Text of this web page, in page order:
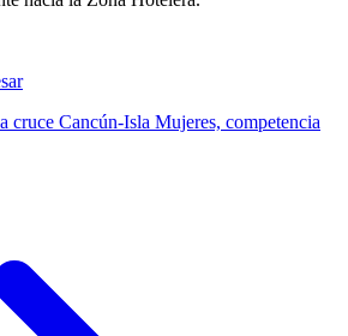
cruce Cancún-Isla Mujeres, competencia